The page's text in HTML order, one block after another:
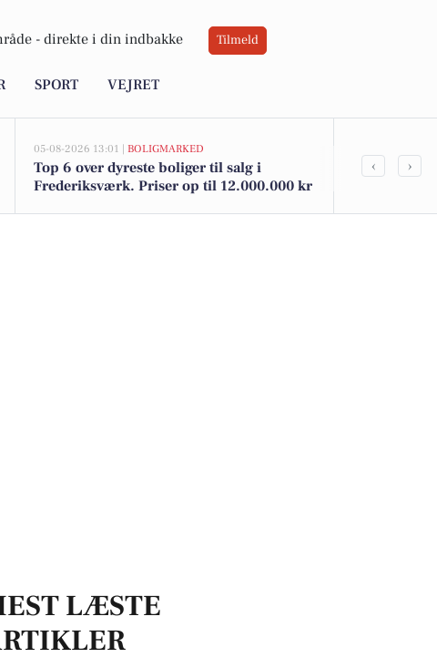
- direkte i din indbakke Tilmeld
SPORT VEJRET
05-08-2026 13:01 | BOLIGMARKED
Top 6 over dyreste boliger til salg i
Frederiksværk. Priser op til 12.000.000 kr
Udforsk
‹ ›
LÆSTE